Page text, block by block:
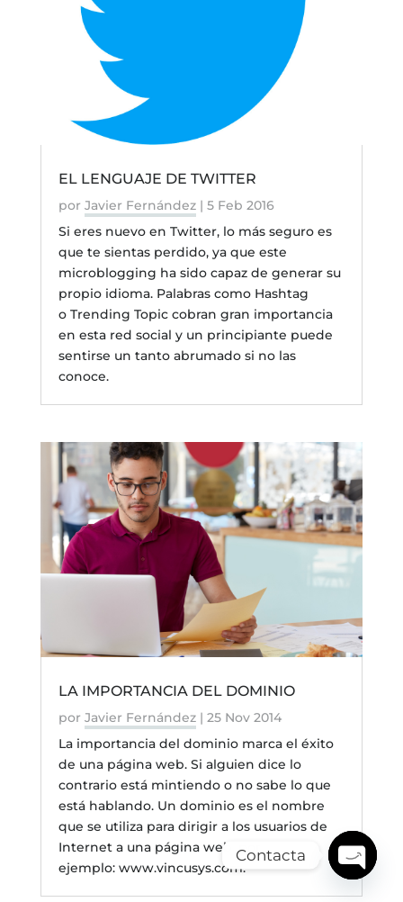
EL LENGUAJE DE TWITTER
por Javier Fernández| 5 Feb 2016
Si eres nuevo en Twitter, lo más seguro es
que te sientas perdido, ya que este
microblogging ha sido capaz de generar su
propio idioma. Palabras como Hashtag
o Trending Topic cobran gran importancia
en esta red social y un principiante puede
sentirse un tanto abrumado si no las
conoce.
LA IMPORTANCIA DEL DOMINIO
por Javier Fernández| 25 Nov 2014
La importancia del dominio marca el éxito
de una página web. Si alguien dice lo
contrario está mintiendo o no sabe lo que
está hablando. Un dominio es el nombre
que se utiliza para dirigir a los usuarios de
Internet a una página web, por
ejemplo: www.vincusys.com.
Contacta